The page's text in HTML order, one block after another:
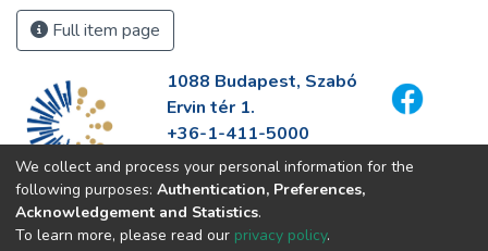
Full item page
1088 Budapest, Szabó
Ervin tér 1.
+36-1-411-5000
info@fszek.hu
https://fszek.hu
We collect and process your personal information for the
following purposes: Authentication, Preferences,
Acknowledgement and Statistics.
To learn more, please read our privacy policy.